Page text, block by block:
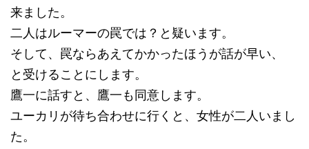
来ました。
二人はルーマーの罠では？と疑います。
そして、罠ならあえてかかったほうが話が早い、
と受けることにします。
鷹一に話すと、鷹一も同意します。
ユーカリが待ち合わせに行くと、女性が二人いまし
た。